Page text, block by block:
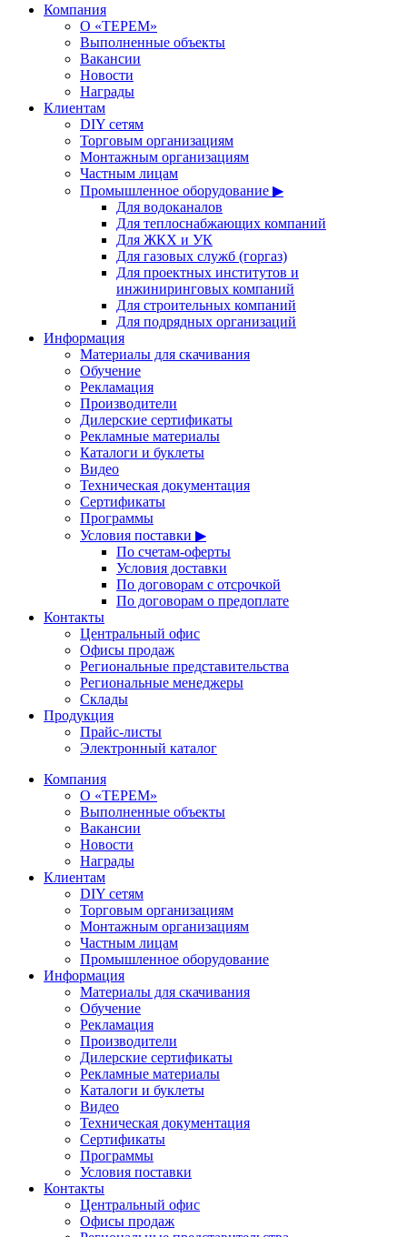
Компания
О «ТЕРЕМ»
Выполненные объекты
Вакансии
Новости
Награды
Клиентам
DIY сетям
Торговым организациям
Монтажным организациям
Частным лицам
Промышленное оборудование ▶
Для водоканалов
Для теплоснабжающих компаний
Для ЖКХ и УК
Для газовых служб (горгаз)
Для проектных институтов и
инжиниринговых компаний
Для строительных компаний
Для подрядных организаций
Информация
Материалы для скачивания
Обучение
Рекламация
Производители
Дилерские сертификаты
Рекламные материалы
Каталоги и буклеты
Видео
Техническая документация
Сертификаты
Программы
Условия поставки ▶
По счетам-оферты
Условия доставки
По договорам с отсрочкой
По договорам о предоплате
Контакты
Центральный офис
Офисы продаж
Региональные представительства
Региональные менеджеры
Склады
Продукция
Прайс-листы
Электронный каталог
Компания
О «ТЕРЕМ»
Выполненные объекты
Вакансии
Новости
Награды
Клиентам
DIY сетям
Торговым организациям
Монтажным организациям
Частным лицам
Промышленное оборудование
Информация
Материалы для скачивания
Обучение
Рекламация
Производители
Дилерские сертификаты
Рекламные материалы
Каталоги и буклеты
Видео
Техническая документация
Сертификаты
Программы
Условия поставки
Контакты
Центральный офис
Офисы продаж